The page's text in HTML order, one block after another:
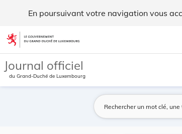
En poursuivant votre navigation vous
Aller au contenu
Journal officiel
du Grand-Duché de Luxembourg